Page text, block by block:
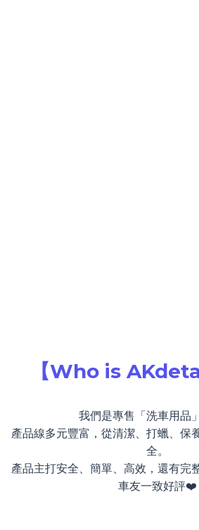
【Who is
我們是專售「洗車用品
產品線多元豐富，從清潔、打蠟、保
全。
產品主打安全、簡單、高效，還有完
車友一致好評❤️